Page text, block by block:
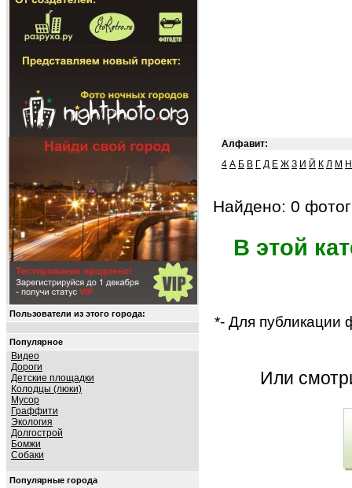
Пользователи из этого города:
Популярное
Видео
Дороги
Детские площадки
Колодцы (люки)
Мусор
Граффити
Экология
Долгострой
Бомжи
Собаки
Популярные города
Алфавит:
4 А Б В Г Д Е Ж З И Й К Л М Н
Найдено: 0
В этой
*- Для публикации
Или